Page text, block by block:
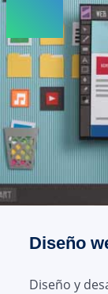
Diseño
Diseño y